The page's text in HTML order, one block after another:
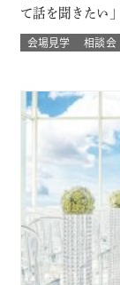
て話を聞きたい
たい」「乗り気
方におすすめ！
会場見学 相談会